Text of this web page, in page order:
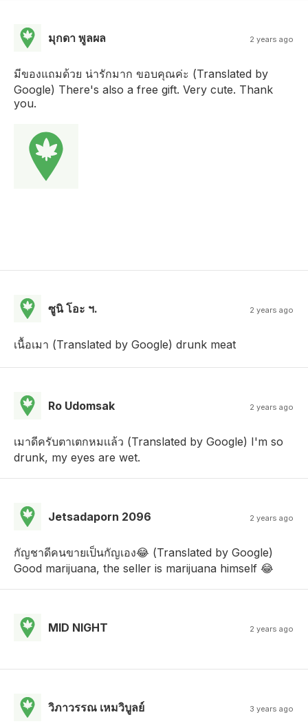
มุกดา พูลผล 2 years ago
มีของแถมด้วย น่ารักมาก ขอบคุณค่ะ (Translated by
Google) There's also a free gift. Very cute. Thank
you.
ซูนิ โอะ ฯ. 2 years ago
เนื้อเมา (Translated by Google) drunk meat
Ro Udomsak 2 years ago
เมาดีครับตาเตกหมเเล้ว (Translated by Google) I'm so
drunk, my eyes are wet.
Jetsadaporn 2096 2 years ago
กัญชาดีคนขายเป็นกัญเอง😂 (Translated by Google)
Good marijuana, the seller is marijuana himself 😂
MID NIGHT 2 years ago
วิภาวรรณ เหมวิบูลย์ 3 years ago